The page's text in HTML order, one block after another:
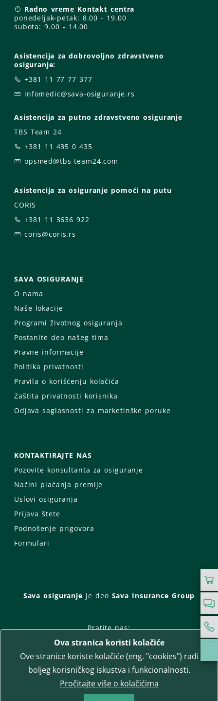
Radno vreme Kontakt centra
ponedeljak-petak: 8.00 - 19.00
subota: 9.00 - 14.00
Asistencija za dobrovoljno zdravstveno
osiguranje:
+381 11 77 77 377
infomedic@sava-osiguranje.rs
Asistencija za putno zdravstveno osiguranje
TBS Team 24
+381 11 435 0 435
opsmed@tbs-team24.com
Asistencija za osiguranje pomoći na putu
CORIS
+381 11 3636 922
coris@coris.rs
SAVA OSIGURANJE
O nama
Naše lokacije
Programi životnog osiguranja
Postanite deo našeg tima
Pravne informacije
Politika privatnosti
Pravila o korišćenju kolačića
Zaštita privatnosti korisnika
Odjava saglasnosti za marketinške poruke
KONTAKTIRAJTE NAS
Pozovite konsultanta za osiguranje
Načini plaćanja premije
Uslovi osiguranja
Prijava štete
Podnošenje prigovora
Formulari
Sava osiguranje je deo Sava Insurance Group
Pratite nas:
Facebook
Instagram
LinkedIn
Twitter
YouTube
WhatsApp
T-media d.o.o. | napredne komunikacije
Ova stranica koristi kolačiće
Ove stranice koriste kolačiće (eng. "cookies") radi
boljeg korisničkog iskustva i funkcionalnosti.
Pročitajte više o kolačićima